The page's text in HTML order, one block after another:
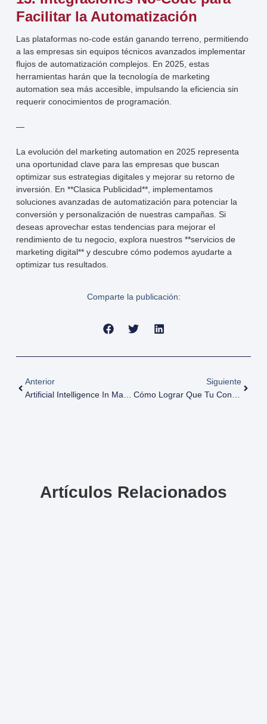
Facilitar la Automatización
Las plataformas no-code están ganando terreno, permitiendo
a las empresas sin equipos técnicos avanzados implementar
flujos de automatización complejos. En 2025, estas
herramientas harán que la tecnología de marketing
automation sea más accesible, impulsando la eficiencia sin
requerir conocimientos de programación.
—
La evolución del marketing automation en 2025 representa
una oportunidad clave para las empresas que buscan
optimizar sus estrategias digitales y mejorar su retorno de
inversión. En **Clasica Publicidad**, implementamos
soluciones avanzadas de automatización para potenciar la
conversión y personalización de nuestras campañas. Si
deseas aprovechar estas tendencias para mejorar el
rendimiento de tu negocio, explora nuestros **servicios de
marketing digital** y descubre cómo podemos ayudarte a
optimizar tus resultados.
Comparte la publicación:
Anterior
Artificial Intelligence In Marketing: How AI Is Transforming Digital Marketing
Siguiente
Cómo Lograr Que Tu Contenido Aparezca En Perplexity AI: Estrategias De SEO Efectivas
Artículos Relacionados